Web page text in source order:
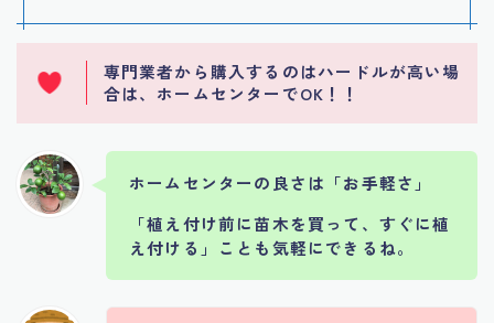
専門業者から購入するのはハードルが高い場
合は、ホームセンターでOK！！
ホームセンターの良さは「お手軽さ」
「植え付け前に苗木を買って、すぐに植
え付ける」ことも気軽にできるね。